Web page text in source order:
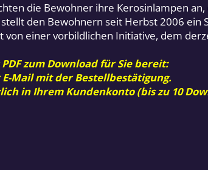
die Bewohner ihre Kerosinlampen
den Bewohnern seit Herbst 2006 ein
von einer vorbildlichen Initiative, dem
zum Download für Sie bereit:
Mail mit der Bestellbestätigung.
in Ihrem Kundenkonto (bis zu 10